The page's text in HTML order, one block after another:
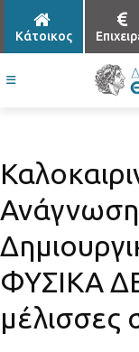
Κάτοικος
ΦΥΣΙΚΑ
μέλισσες